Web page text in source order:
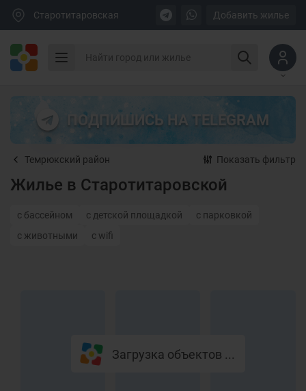
Старотитаровская Добавить жилье
ПОДПИШИСЬ НА TELEGRAM
Темрюкский район Показать фильтр
Жилье в Старотитаровской
с бассейном с детской площадкой
с парковкой
с животными
с wifi
Загрузка объектов ...